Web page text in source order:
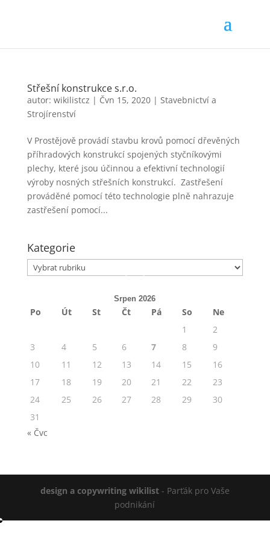
Střešní konstrukce s.r.o.
autor: wikilistcz | Čvn 15, 2020| Stavebnictví a
Strojírenství
V Prostějově provádí stavbu krovů pomocí dřevěných
příhradových konstrukcí spojených styčníkovými
plechy, které jsou účinnou a efektivní technologií
výroby nosných střešních konstrukcí. Zastřešení
prováděné pomocí této technologie plně nahrazuje
zastřešení pomocí...
Kategorie
Kategorie
Srpen 2026
Po Út St Čt Pá So
Ne
1
2
3
4 5 6 7 8
9
10
11 12 13 14 15
16
17
18 19 20 21 22
23
24
25 26 27 28 29
30
31
« Čvc
design a copywriting wikilist- Parťák pro Vaše
podnikání